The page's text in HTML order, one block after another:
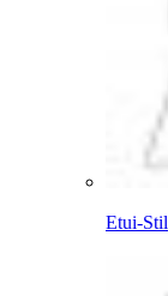
Etui-Stil